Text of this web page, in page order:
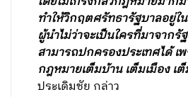
ทำให้วิกฤตศรัทธารัฐบาลอยู่
ผู้นำไม่ว่าจะเป็นใครที่มาจากรั
สามารถปกครองประเทศได้ เ
กฎหมายเต็มบ้าน เต็มเมือง เ
ประเดิมชัย กล่าว